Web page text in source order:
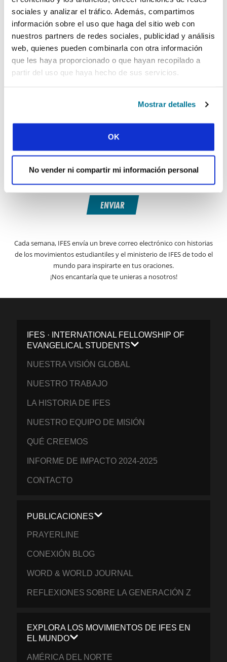
sociales y analizar el tráfico. Además, compartimos
información sobre el uso que haga del sitio web con
nuestros partners de redes sociales, publicidad y análisis
web, quienes pueden combinarla con otra información
que les haya proporcionado o que hayan recopilado a
partir del uso que haya hecho de sus servicios.
Mostrar detalles
OK
No vender ni compartir mi información personal
« Historia anterior
Todas las historias del Prayerline
Historia siguiente »
SUSCRIBIRSE A PRAYERLINE
Correo electrónico:
ENVIAR
Cada semana, IFES envía un breve correo electrónico con historias
de los movimientos estudiantiles y el ministerio de IFES de todo el
mundo para inspirarte en tus oraciones.
¡Nos encantaría que te unieras a nosotros!
IFES · INTERNATIONAL FELLOWSHIP OF
EVANGELICAL STUDENTS
NUESTRA VISIÓN GLOBAL
NUESTRO TRABAJO
LA HISTORIA DE IFES
NUESTRO EQUIPO DE MISIÓN
QUÉ CREEMOS
INFORME DE IMPACTO 2024-2025
CONTACTO
PUBLICACIONES
PRAYERLINE
CONEXIÓN BLOG
WORD & WORLD JOURNAL
REFLEXIONES SOBRE LA GENERACIÓN Z
EXPLORA LOS MOVIMIENTOS DE IFES EN
EL MUNDO
AMÉRICA DEL NORTE